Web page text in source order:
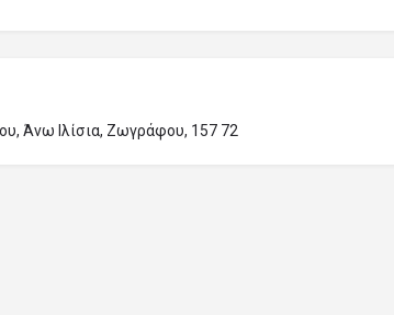
Άνω Ιλίσια, Ζωγράφου, 157 72